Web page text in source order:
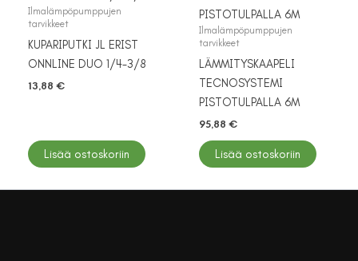
Ilmalämpöpumppujen
tarvikkeet
KUPARIPUTKI JL ERIST
ONNLINE DUO 1/4-3/8
13,88 €
Lisää ostoskoriin
Ilmalämpöpumppujen
tarvikkeet
LÄMMITYSKAAPELI
TECNOSYSTEMI
PISTOTULPALLA 6M
95,88 €
Lisää ostoskoriin